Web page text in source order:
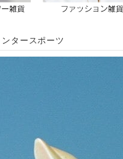
タースポーツ